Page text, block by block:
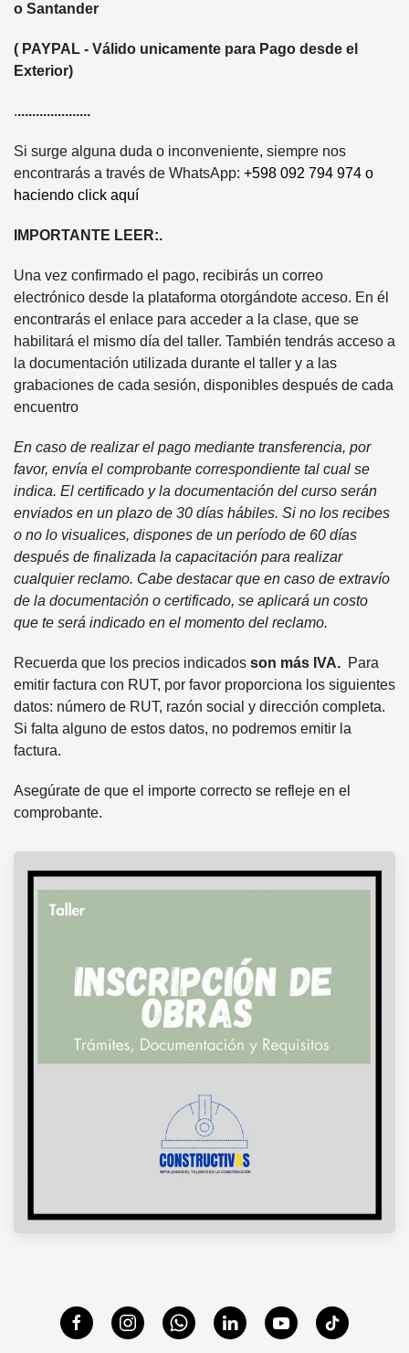
o Santander
( PAYPAL - Válido unicamente para Pago desde el
Exterior)
.....................
Si surge alguna duda o inconveniente, siempre nos
encontrarás a través de WhatsApp: +598 092 794 974 o
haciendo click aquí
IMPORTANTE LEER:.
Una vez confirmado el pago, recibirás un correo
electrónico desde la plataforma otorgándote acceso. En él
encontrarás el enlace para acceder a la clase, que se
habilitará el mismo día del taller. También tendrás acceso a
la documentación utilizada durante el taller y a las
grabaciones de cada sesión, disponibles después de cada
encuentro
En caso de realizar el pago mediante transferencia, por
favor, envía el comprobante correspondiente tal cual se
indica. El certificado y la documentación del curso serán
enviados en un plazo de 30 días hábiles. Si no los recibes
o no lo visualices, dispones de un período de 60 días
después de finalizada la capacitación para realizar
cualquier reclamo. Cabe destacar que en caso de extravío
de la documentación o certificado, se aplicará un costo
que te será indicado en el momento del reclamo.
Recuerda que los precios indicados son más IVA. Para
emitir factura con RUT, por favor proporciona los siguientes
datos: número de RUT, razón social y dirección completa.
Si falta alguno de estos datos, no podremos emitir la
factura.
Asegúrate de que el importe correcto se refleje en el
comprobante.